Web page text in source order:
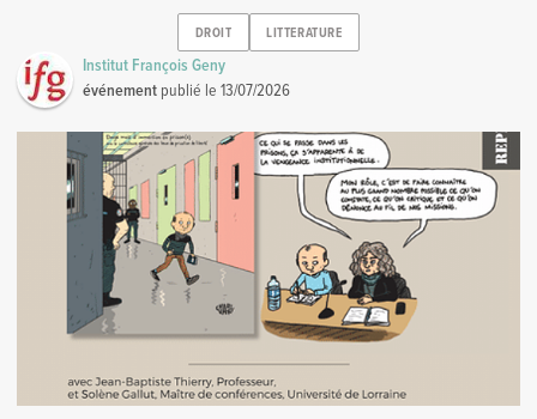
DROIT LITTERATURE
Institut François Geny
événement publié le13/07/2026